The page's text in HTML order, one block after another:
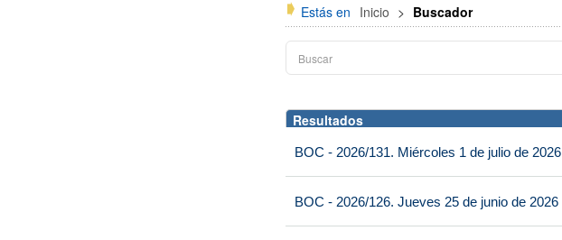
Estás en Inicio > Buscador
Resultados
BOC - 2026/131. Miércoles 1 de julio de 2026
BOC - 2026/126. Jueves 25 de junio de 2026